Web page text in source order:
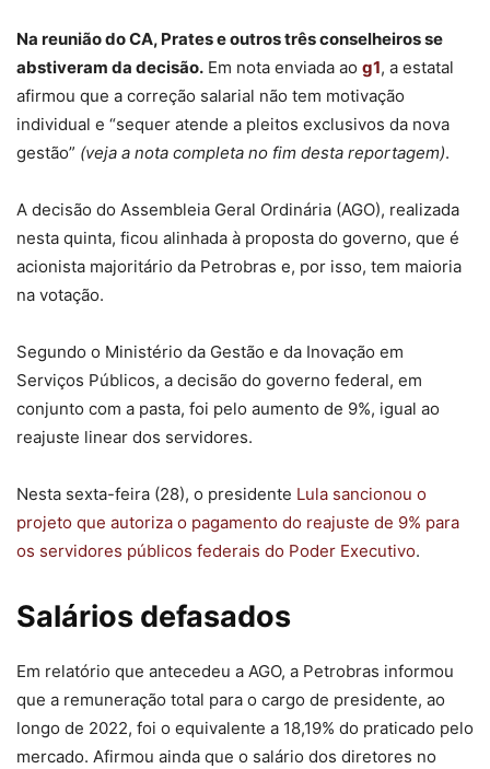
Na reunião do CA, Prates e outros três conselheiros se
abstiveram da decisão. Em nota enviada ao g1, a estatal
afirmou que a correção salarial não tem motivação
individual e “sequer atende a pleitos exclusivos da nova
gestão” (veja a nota completa no fim desta reportagem).
A decisão do Assembleia Geral Ordinária (AGO), realizada
nesta quinta, ficou alinhada à proposta do governo, que é
acionista majoritário da Petrobras e, por isso, tem maioria
na votação.
Segundo o Ministério da Gestão e da Inovação em
Serviços Públicos, a decisão do governo federal, em
conjunto com a pasta, foi pelo aumento de 9%, igual ao
reajuste linear dos servidores.
Nesta sexta-feira (28), o presidente Lula sancionou o
projeto que autoriza o pagamento do reajuste de 9% para
os servidores públicos federais do Poder Executivo.
Salários defasados
Em relatório que antecedeu a AGO, a Petrobras informou
que a remuneração total para o cargo de presidente, ao
longo de 2022, foi o equivalente a 18,19% do praticado pelo
mercado. Afirmou ainda que o salário dos diretores no